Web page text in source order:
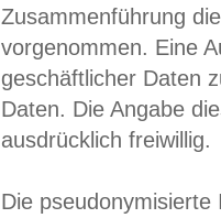
Zusammenführung
vorgenommen. Eine
geschäftlicher Daten
Daten. Die Angabe
ausdrücklich freiwillig.
Die